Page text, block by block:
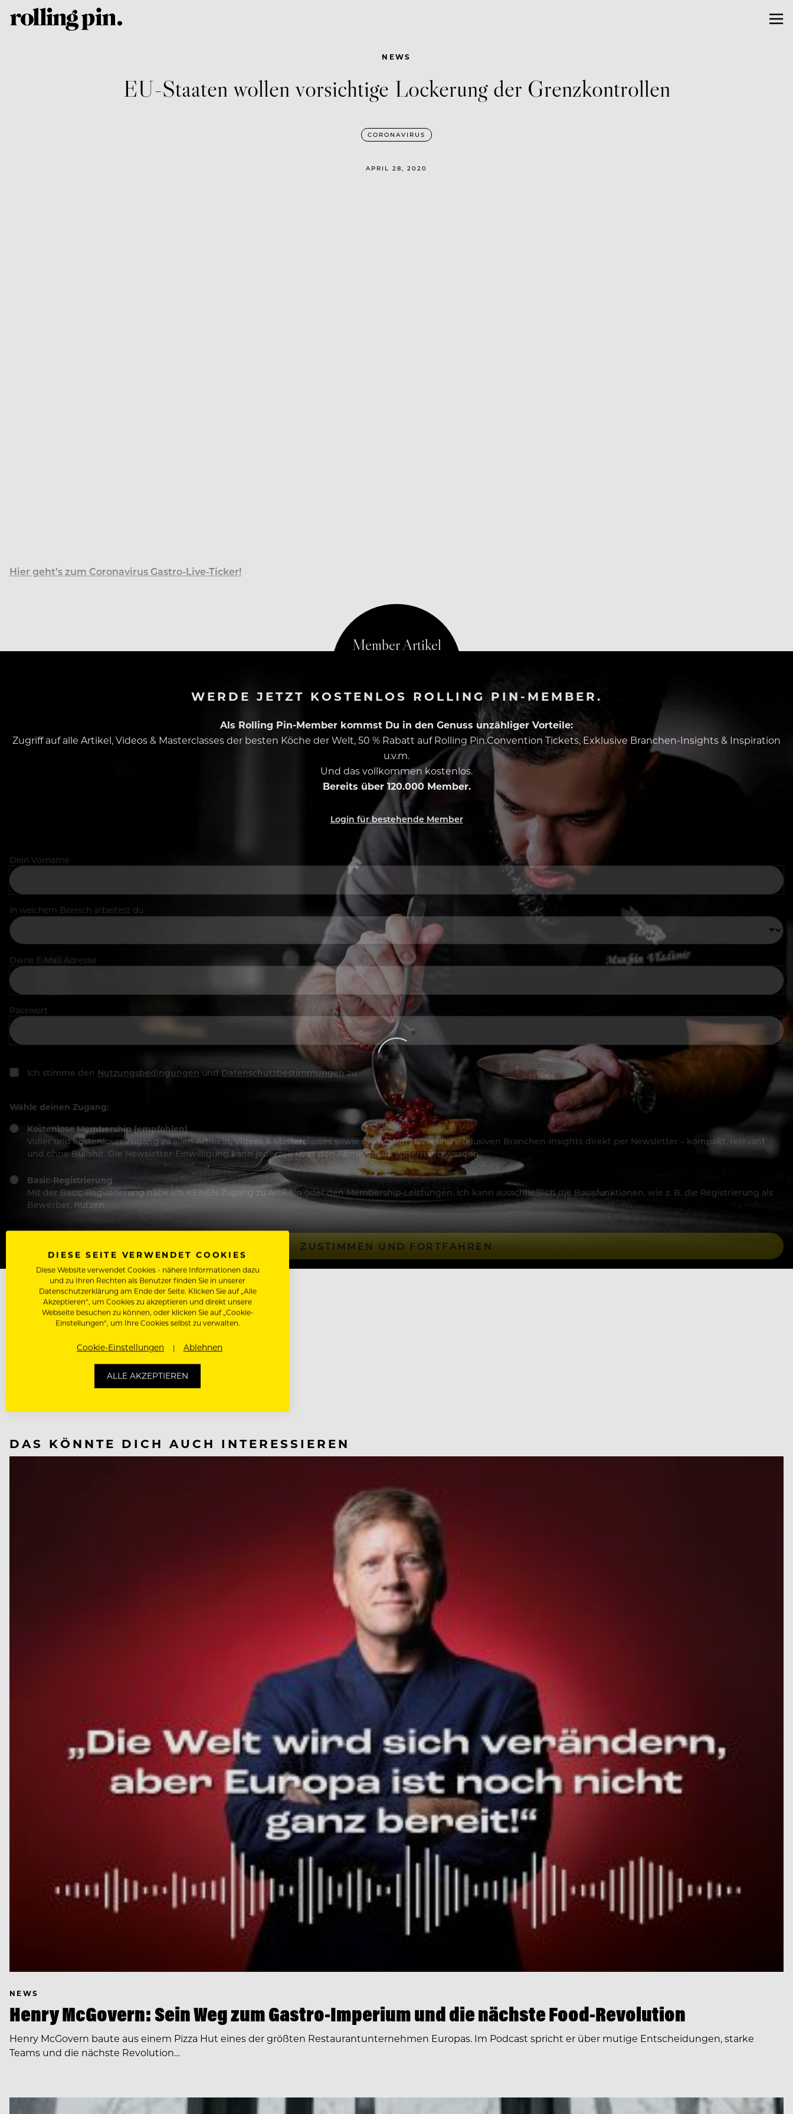
NEWS
EU-Staaten wollen vorsichtige Lockerung der Grenzkontrollen
CORONAVIRUS
APRIL 28, 2020
Hier geht’s zum Coronavirus Gastro-Live-Ticker!
Die EU-Staaten wollen die in der Coronakrise eingeführten Grenzkontrollen nur mit aller Vorsicht lockern.
WERDE JETZT KOSTENLOS ROLLING PIN-MEMBER.
Als Rolling Pin-Member kommst Du in den Genuss unzähliger Vorteile:
Zugriff auf alle Artikel, Videos & Masterclasses der besten Köche der Welt, 50 % Rabatt auf Rolling Pin.Convention Tickets, Exklusive Branchen-Insights & Inspiration
u.v.m.
Und das vollkommen kostenlos.
Bereits über 120.000 Member.
Login für bestehende Member
Dein Vorname
In welchem Bereich arbeitest du
Deine E-Mail Adresse
Passwort
Ich stimme den Nutzungsbedingungen und Datenschutzbestimmungenzu.
Wähle deinen Zugang:
Kostenlose Membership (empfohlen)
Voller und kostenloser Zugang zu allen Artikeln, Videos & Masterclasses sowie die besten News und exklusiven Branchen-Insights direkt per Newsletter – kompakt, relevant
und ohne Bullshit. Die Newsletter-Einwilligung kann jederzeit über den Abmeldelink widerrufen werden.
Basic-Registrierung
Mit der Basic-Registrierung habe ich KEINEN Zugang zu Artikeln oder den Membership-Leistungen. Ich kann ausschließlich die Basisfunktionen, wie z. B. die Registrierung als
Bewerber, nutzen.
ZUSTIMMEN UND FORTFAHREN
NÄCHSTER ARTIKEL
DAS KÖNNTE DICH AUCH INTERESSIEREN
NEWS
Henry McGovern: Sein Weg zum Gastro-Imperium und die nächste Food-Revolution
Henry McGovern baute aus einem Pizza Hut eines der größten Restaurantunternehmen Europas. Im Podcast spricht er über mutige Entscheidungen, starke
Teams und die nächste Revolution…
DIESE SEITE VERWENDET COOKIES
Diese Website verwendet Cookies - nähere Informationen dazu
und zu Ihren Rechten als Benutzer finden Sie in unserer
Datenschutzerklärung am Ende der Seite. Klicken Sie auf „Alle
Akzeptieren“, um Cookies zu akzeptieren und direkt unsere
Webseite besuchen zu können, oder klicken Sie auf „Cookie-
Einstellungen“, um Ihre Cookies selbst zu verwalten.
Cookie-Einstellungen Ablehnen
ALLE AKZEPTIEREN